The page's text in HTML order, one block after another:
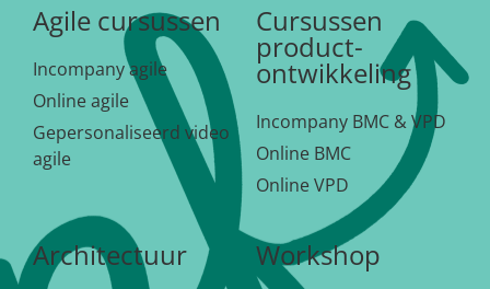
Agile cursussen
Incompany agile
Online agile
Gepersonaliseerd video
agile
Cursussen
product-
ontwikkeling
Incompany BMC & VPD
Online BMC
Online VPD
Architectuur Workshop